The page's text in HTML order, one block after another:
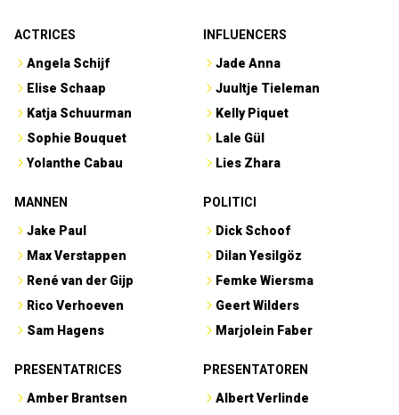
ACTRICES
Angela Schijf
Elise Schaap
Katja Schuurman
Sophie Bouquet
Yolanthe Cabau
INFLUENCERS
Jade Anna
Juultje Tieleman
Kelly Piquet
Lale Gül
Lies Zhara
MANNEN
Jake Paul
Max Verstappen
René van der Gijp
Rico Verhoeven
Sam Hagens
POLITICI
Dick Schoof
Dilan Yesilgöz
Femke Wiersma
Geert Wilders
Marjolein Faber
PRESENTATRICES
Amber Brantsen
PRESENTATOREN
Albert Verlinde